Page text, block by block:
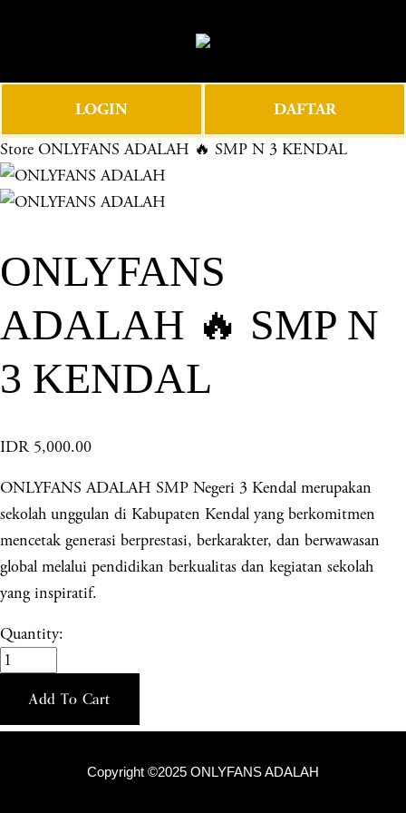
e
e
n
u
LOGIN DAFTAR
Store ONLYFANS ADALAH 🔥 SMP N 3 KENDAL
ONLYFANS
ADALAH 🔥 SMP N
3 KENDAL
IDR 5,000.00
ONLYFANS ADALAH SMP Negeri 3 Kendal merupakan
sekolah unggulan di Kabupaten Kendal yang berkomitmen
mencetak generasi berprestasi, berkarakter, dan berwawasan
global melalui pendidikan berkualitas dan kegiatan sekolah
yang inspiratif.
Quantity:
Add To Cart
Copyright ©2025 ONLYFANS ADALAH